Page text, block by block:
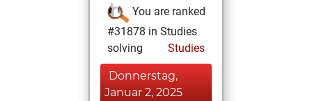
You are ranked
#31878 in Studies
solving
Studies
Donnerstag,
Januar 2, 2025